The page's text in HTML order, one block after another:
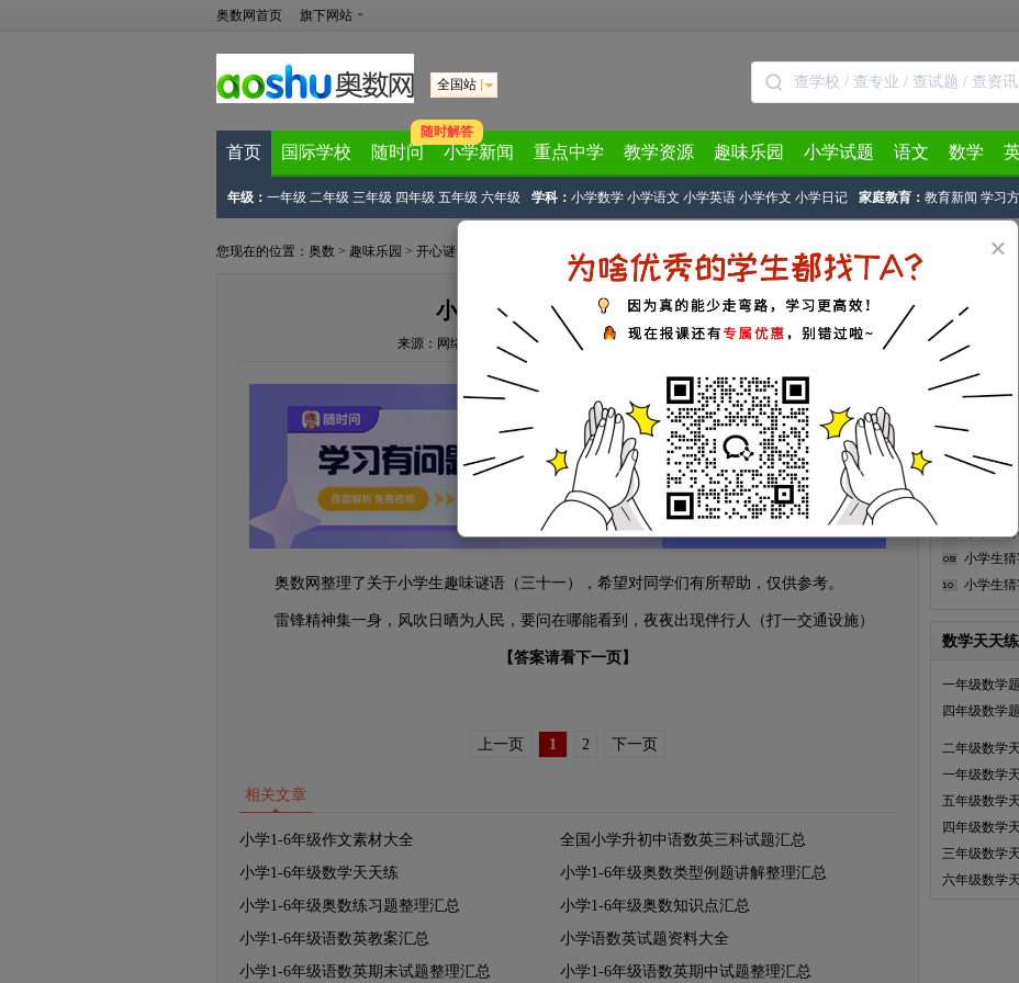
×
奥数网首页 旗下网站
全国站
首页 国际学校 随时问
随时解答
小学新闻 重点中学 教学资源 趣味乐园 小学试题 语文 数学
年级： 一年级 二年级 三年级 四年级 五年级 六年级 学科： 小学数学 小学语文 小学英语 小学作文 小学日记 家庭教育： 教育新闻 学习
您现在的位置： 奥数 > 趣味乐园 > 开心谜语
小学生趣味谜语（三十一）
来源： 网络来源 文章作者：奥数网编辑 2022-05-30 16:14:41
奥数网整理了关于小学生趣味谜语（三十一），希望对同学们有所帮助，仅供参考。
雷锋精神集一身，风吹日晒为人民，要问在哪能看到，夜夜出现伴行人（打一交通设施）
【答案请看下一页】
上一页 1 2 下一页
相关文章
小学1-6年级作文素材大全
全国小学升初中语数英三科试题汇总
小学1-6年级数学天天练
小学1-6年级奥数类型例题讲解整理汇总
小学1-6年级奥数练习题整理汇总
小学1-6年级奥数知识点汇总
小学1-6年级语数英教案汇总
小学语数英试题资料大全
小学1-6年级语数英期末试题整理汇总
小学1-6年级语数英期中试题整理汇总
24小
小学生猜
小学生猜
小学生猜
小学生猜
小学生
小学生
小学生
小学生
小学生猜
小学生猜
数学天天练
一年级数学题
四年级数学题
二年级数学
一年级数学
五年级数学
四年级数学
三年级数学
六年级数学